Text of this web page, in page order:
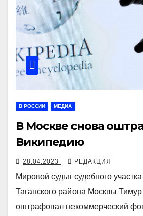
В РОССИИ МЕДИА
В Москве снова
Википедию
28.04.2023 РЕДАКЦИЯ
Мировой судья судебного
Таганского района Москвы
оштрафовал некоммерческий